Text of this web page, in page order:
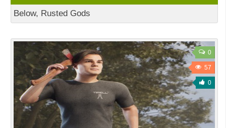
Below, Rusted Gods
0
57
0